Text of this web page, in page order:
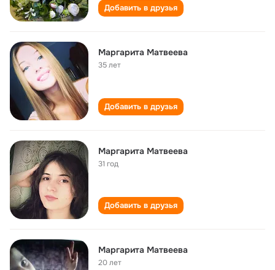
Добавить в друзья
Маргарита Матвеева
35 лет
Добавить в друзья
Маргарита Матвеева
31 год
Добавить в друзья
Маргарита Матвеева
20 лет